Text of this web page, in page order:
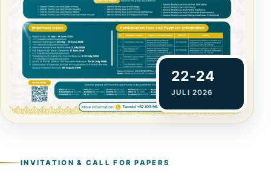
22-24
JULI 2026
INVITATION & CALL FOR PAPERS